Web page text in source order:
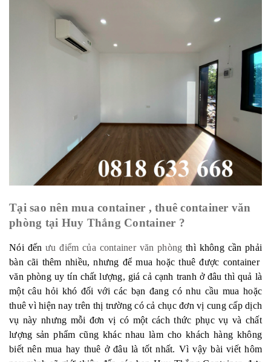
Tại sao nên mua container , thuê container văn
phòng tại Huy Thắng Container ?
Nói đến ưu điểm của container văn phòng thì không cần phải
bàn cãi thêm nhiều, nhưng để mua hoặc thuê được container
văn phòng uy tín chất lượng, giá cả cạnh tranh ở đâu thì quả là
một câu hỏi khó đối với các bạn đang có nhu cầu mua hoặc
thuê vì hiện nay trên thị trường có cả chục đơn vị cung cấp dịch
vụ này nhưng mỗi đơn vị có một cách thức phục vụ và chất
lượng sản phẩm cũng khác nhau làm cho khách hàng không
biết nên mua hay thuê ở đâu là tốt nhất. Vì vậy bài viết hôm